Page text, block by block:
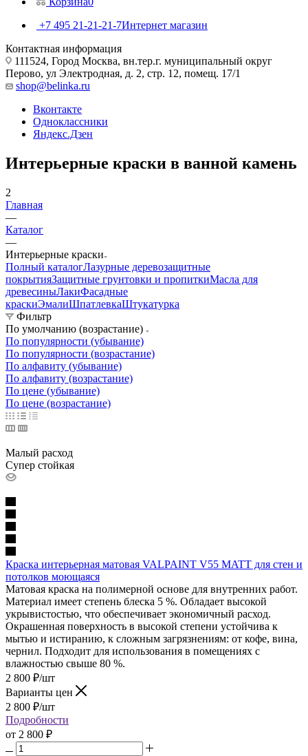
+7 495 21-21-21-7Интернет магазин
Контактная информация
111524, Город Москва, вн.тер.г. муниципальный округ
Перово, ул Электродная, д. 2, стр. 12, помещ. 17/1
shop@belinka.ru
Вконтакте
Одноклассники
Яндекс.Дзен
Интерьерные краски в ванной камень
2
Главная
—
Каталог
—
Интерьерные краски
Полный каталогЛазурные деревозащитные
покрытияЗащитные грунтовки и пропиткиМасла для
древесиныЛакиФасадные
краскиЭмалиШпатлевкаШтукатурка
Фильтр
По умолчанию (возрастание)
По популярности (убывание)
По популярности (возрастание)
По алфавиту (убывание)
По алфавиту (возрастание)
По цене (убывание)
По цене (возрастание)
Малый расход
Супер стойкая
Краска интерьерная матовая VALPAINT V55 MATT для стен и
потолков моющаяся
Матовая краска на полимерной основе для внутренних работ.
Материал имеет степень блеска 5 %. Обладает высокой
укрывистостью, что обеспечивает экономичный расход.
Окрашенная поверхность в высокой степени устойчива к
мытью и истиранию, к сложным загрязнениям: от кофе, вина,
чернил. Подходит для использования в помещениях с
влажностью свыше 80 %.
2 800 ₽/шт
Варианты цен
2 800 ₽/шт
Подробности
от 2 800 ₽